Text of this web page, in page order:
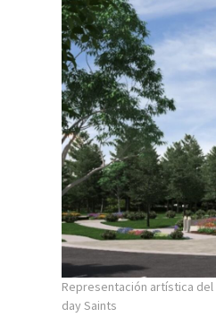
Representación artística
day Saints